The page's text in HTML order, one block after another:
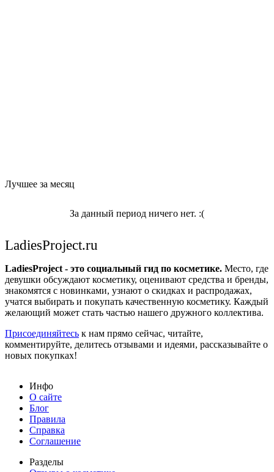
Лучшее за месяц
За данный период ничего нет. :(
LadiesProject.ru
LadiesProject - это социальный гид по косметике. Место, где
девушки обсуждают косметику, оценивают средства и бренды,
знакомятся с новинками, узнают о скидках и распродажах,
учатся выбирать и покупать качественную косметику. Каждый
желающий может стать частью нашего дружного коллектива.
Присоединяйтесь к нам прямо сейчас, читайте,
комментируйте, делитесь отзывами и идеями, рассказывайте о
новых покупках!
Инфо
О сайте
Блог
Правила
Справка
Соглашение
Разделы